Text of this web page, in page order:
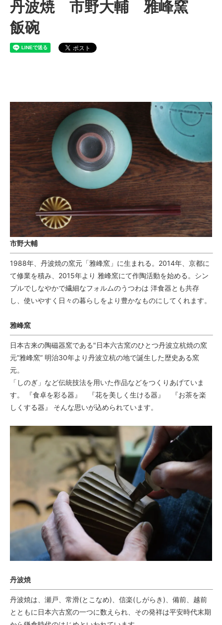
丹波焼 市野大輔 雅峰窯
飯碗
市野大輔
1988年、丹波焼の窯元「雅峰窯」に生まれる。2014年、京都に
て修業を積み、2015年より 雅峰窯にて作陶活動を始める。シン
プルでしなやかで繊細なフォルムのうつわは 洋食器とも共存
し、使いやすく日々の暮らしをより豊かなものにしてくれます。
雅峰窯
日本古来の陶磁器窯である"日本六古窯のひとつ丹波立杭焼の窯
元”雅峰窯” 明治30年より丹波立杭の地で誕生した歴史ある窯
元。
「しのぎ」など伝統技法を用いた作品などをつくりあげていま
す。 『食卓を彩る器』 『花を美しく生ける器』 『お茶を楽
しくする器』 そんな思いが込められています。
丹波焼
丹波焼は、瀬戸、常滑(とこなめ)、信楽(しがらき)、備前、越前
とともに日本六古窯の一つに数えられ、その発祥は平安時代末期